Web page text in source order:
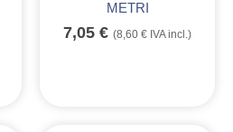
METRI
7,05 € (8,60 € IVA incl.)